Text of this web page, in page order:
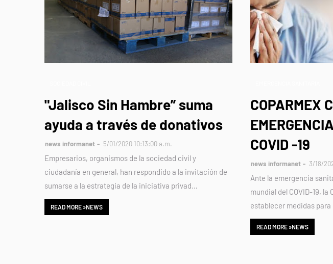
"Jalisco Sin Hambre” suma
ayuda a través de donativos
news informanet 5/01/2020 10:13:00 a.m.
Empresarios, organismos de la sociedad civil y
ciudadanía en general, han respondido a la invitación de
sumarse a la estrategia de la iniciativa privad…
READ MORE »NEWS
COPARMEX
COVID -19
news informanet 3/18/
Ante la emergencia
mundial del COVID-19,
establecer medidas
READ MORE »NEWS